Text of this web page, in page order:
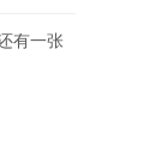
有一张